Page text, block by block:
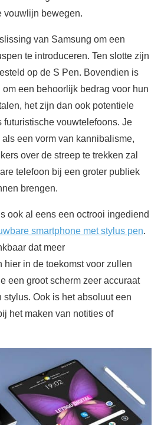
vouwlijn bewegen.
van Samsung om een
te introduceren. Ten slotte zijn
op de S Pen. Bovendien is
een behoorlijk bedrag voor hun
het zijn dan ook potentiele
futuristische vouwtelefoons. Je
een vorm van kannibalisme,
over de streep te trekken zal
telefoon bij een groter publiek
brengen.
ook al eens een octrooi ingediend
smartphone met stylus pen.
dat meer
hier in de toekomst voor zullen
een groot scherm zeer accuraat
stylus. Ook is het absoluut een
het maken van notities of